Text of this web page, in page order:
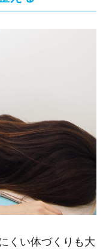
くい体づくりも大